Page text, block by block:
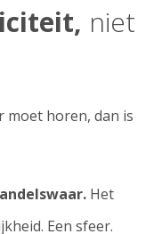
niet
moet horen, dan is
Het
Een sfeer.